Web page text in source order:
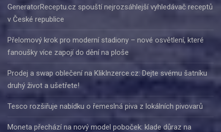
GeneratorReceptu.cz spouští nejrozsáhlejší vyhledávač receptů
v České republice
Přelomový krok pro moderní stadiony – nové osvětlení, které
fanoušky více zapojí do dění na ploše
Prodej a swap oblečení na KlikInzerce.cz: Dejte svému šatníku
druhý život a ušetřete!
Tesco rozšiřuje nabídku o řemeslná piva z lokálních pivovarů
Moneta přechází na nový model poboček: klade důraz na